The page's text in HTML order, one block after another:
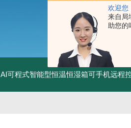
欢迎您
来自局
助您的
AI可程式智能型恒温恒湿箱可手机远程